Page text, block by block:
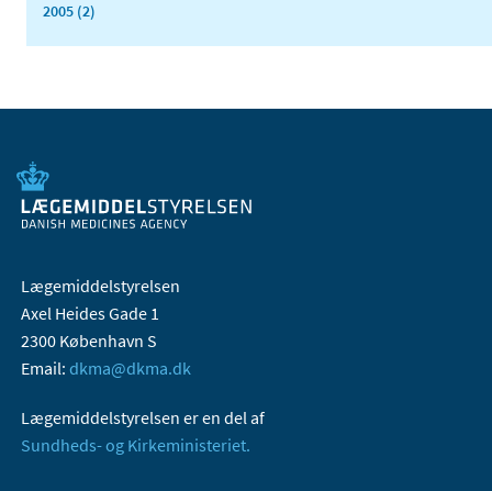
2005 (2)
Lægemiddelstyrelsen
Axel Heides Gade 1
2300 København S
Email: dkma@dkma.dk
Lægemiddelstyrelsen er en del af
Sundheds- og Kirkeministeriet.